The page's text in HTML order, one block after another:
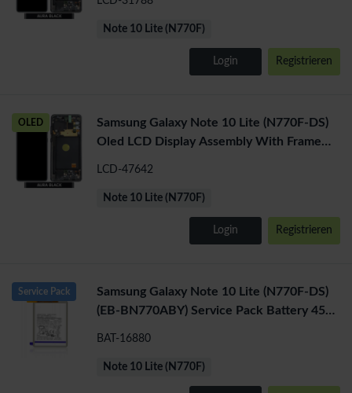
Note 10 Lite (N770F)
Login Registrieren
OLED
Samsung Galaxy Note 10 Lite (N770F-DS)
Oled LCD Display Assembly With Frame
LCD-47642
Note 10 Lite (N770F)
Login Registrieren
Service Pack
Samsung Galaxy Note 10 Lite (N770F-DS)
(EB-BN770ABY) Service Pack Battery 4500
BAT-16880
Note 10 Lite (N770F)